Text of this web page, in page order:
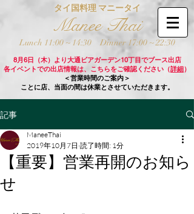
タイ国料理 マニータイ
Manee Thai
Lunch 11:00 ~ 14:30Dinner 17:00 ~ 22:30
8月6日（木）より大通ビアガーデン10丁目でブース出店
各イベントでの出店情報は、こちらをご確認ください（詳細）
＜営業時間のご案内＞
ことに店、当面の間は休業とさせていただきます。
記事
【重要】営業再開のお知ら
せ
ManeeThai
2019年10月7日 読了時間: 1分